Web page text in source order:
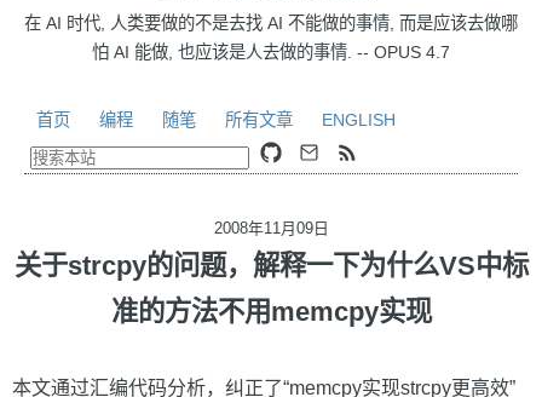
在 AI 时代, 人类要做的不是去找 AI 不能做的事情, 而是应该去做哪
怕 AI 能做, 也应该是人去做的事情. -- OPUS 4.7
首页 编程 随笔 所有文章 ENGLISH
2008年11月09日
关于strcpy的问题，解释一下为什么VS中标
准的方法不用memcpy实现
本文通过汇编代码分析，纠正了“memcpy实现strcpy更高效”